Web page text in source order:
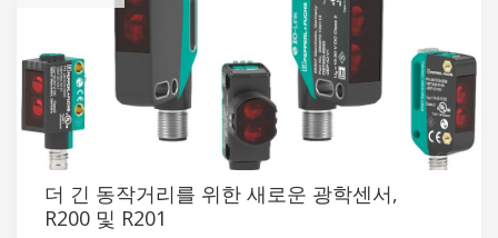
더 긴 동작거리를 위한 새로운 광학센서,
R200 및 R201